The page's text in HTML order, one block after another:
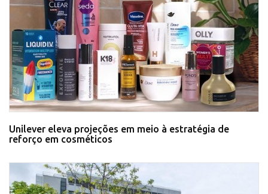
Unilever eleva projeções em meio à estratégia de
reforço em cosméticos